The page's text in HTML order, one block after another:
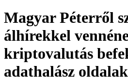
Magyar Péterről
álhírekkel
kriptovalutás
adathalász oldalak